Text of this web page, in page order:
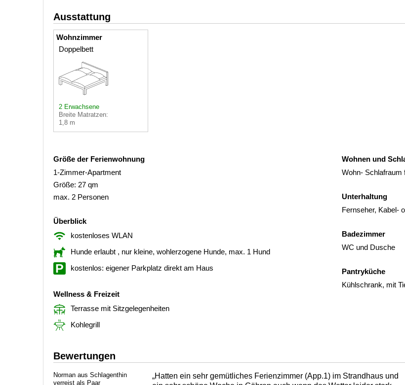
Ausstattung
Wohnzimmer
Doppelbett
2 Erwachsene
Breite Matratzen:
1,8 m
Größe der Ferienwohnung
1-Zimmer-Apartment
Größe: 27 qm
max. 2 Personen
Überblick
kostenloses WLAN
Hunde erlaubt , nur kleine, wohlerzogene Hunde, max. 1 Hund
kostenlos: eigener Parkplatz direkt am Haus
Wellness & Freizeit
Terrasse mit Sitzgelegenheiten
Kohlegrill
Wohnen und
Wohn- Schlafraum
Unterhaltung
Fernseher, Kabel-
Badezimmer
WC und Dusche
Pantryküche
Kühlschrank, mit
Bewertungen
Norman aus Schlagenthin
verreist als Paar
„Hatten ein sehr gemütliches Ferienzimmer (App.1) im Strandhaus und